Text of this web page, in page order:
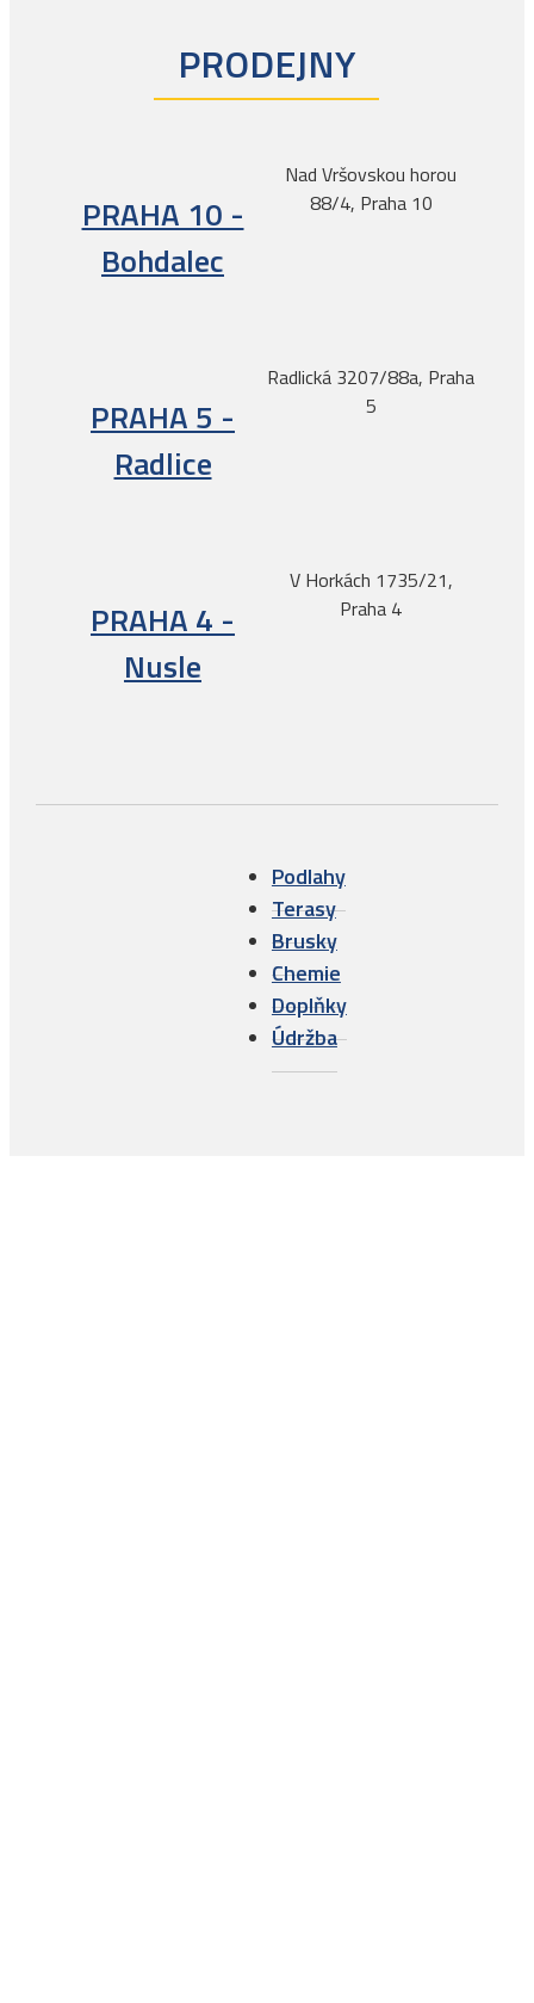
PRODEJNY
PRAHA 10 -
Bohdalec
Nad Vršovskou horou
88/4, Praha 10
PRAHA 5 -
Radlice
Radlická 3207/88a, Praha
5
PRAHA 4 -
Nusle
V Horkách 1735/21,
Praha 4
Podlahy
Terasy
Brusky
Chemie
Doplňky
Údržba